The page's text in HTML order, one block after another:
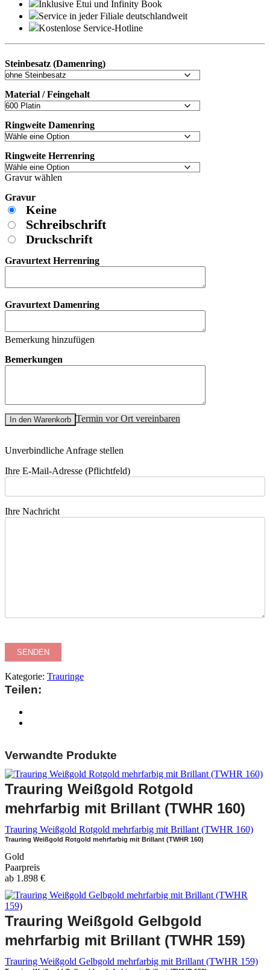
Inklusive Etui und Infinity Book
Service in jeder Filiale deutschlandweit
Kostenlose Service-Hotline
Steinbesatz (Damenring)
Material / Feingehalt
Ringweite Damenring
Ringweite Herrenring
Gravur wählen
Gravur
Keine
Schreibschrift
Druckschrift
Gravurtext Herrenring
Gravurtext Damenring
Bemerkung hinzufügen
Bemerkungen
In den Warenkorb Termin vor Ort vereinbaren
Unverbindliche Anfrage stellen
Ihre E-Mail-Adresse (Pflichtfeld)
Ihre Nachricht
Kategorie: Trauringe
Teilen:
Verwandte Produkte
Trauring Weißgold Rotgold
mehrfarbig mit Brillant (TWHR 160)
Trauring Weißgold Rotgold mehrfarbig mit Brillant (TWHR 160)
Trauring Weißgold Rotgold mehrfarbig mit Brillant (TWHR 160)
Gold
Paarpreis
ab 1.898 €
Trauring Weißgold Gelbgold
mehrfarbig mit Brillant (TWHR 159)
Trauring Weißgold Gelbgold mehrfarbig mit Brillant (TWHR 159)